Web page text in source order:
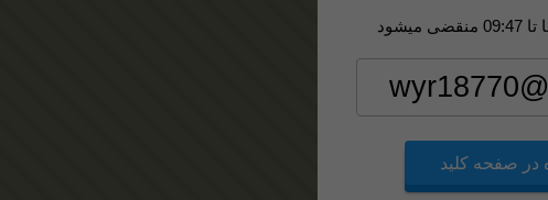
تا09:46 منقضی میشود
در صفحه کلید